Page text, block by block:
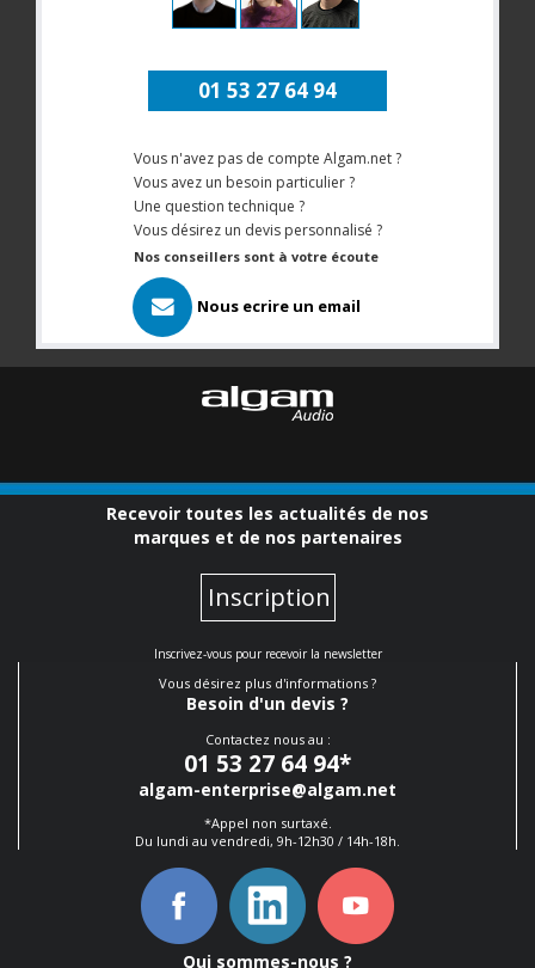
01 53 27 64 94
Vous n'avez pas de compte Algam.net ?
Vous avez un besoin particulier ?
Une question technique ?
Vous désirez un devis personnalisé ?
Nos conseillers sont à votre écoute
Nous ecrire un email
Recevoir toutes les actualités de nos
marques et de nos partenaires
Inscription
Inscrivez-vous pour recevoir la newsletter
Vous désirez plus d'informations ?
Besoin d'un devis ?
Contactez nous au :
01 53 27 64 94*
algam-enterprise@algam.net
*Appel non surtaxé.
Du lundi au vendredi, 9h-12h30 / 14h-18h.
Qui sommes-nous ?